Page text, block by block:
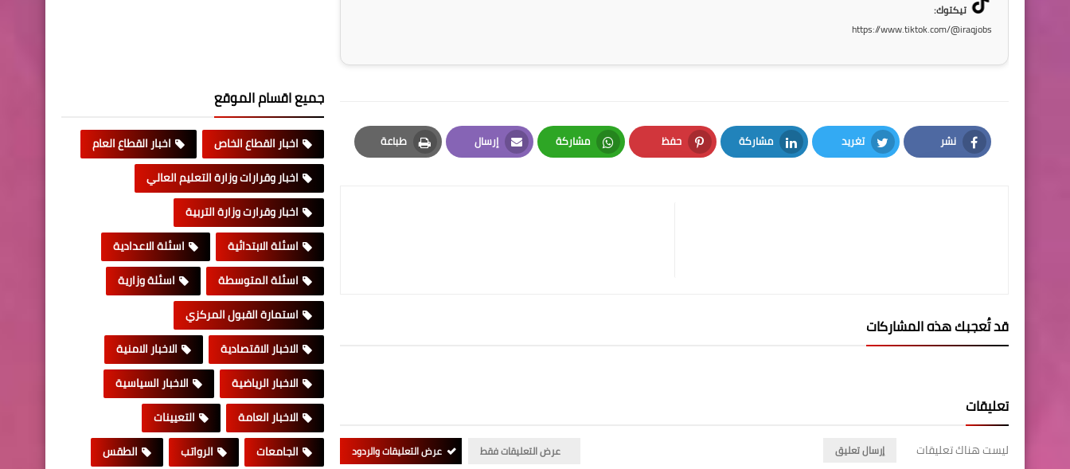
تيكتوك:
https://www.tiktok.com/@iraqjobs
نشر
Facebook
تغريد
Twitter
مشاركة
LinkedIn
حفظ
Pinterest
مشاركة
Whatsapp
إرسال
Email
طباعة
Print
قد تُعجبك هذه المشاركات
تعليقات
ليست هناك تعليقات إرسال تعليق عرض التعليقات فقط عرض التعليقات والردود
جميع اقسام الموقع
اخبار القطاع الخاص
اخبار القطاع العام
اخبار وقرارات وزارة التعليم العالي
اخبار وقرارت وزارة التربية
اسئلة الابتدائية
اسئلة الاعدادية
اسئلة المتوسطة
اسئلة وزارية
استمارة القبول المركزي
الاخبار الاقتصادية
الاخبار الامنية
الاخبار الرياضية
الاخبار السياسية
الاخبار العامة
التعيينات
الجامعات
الرواتب الطقس